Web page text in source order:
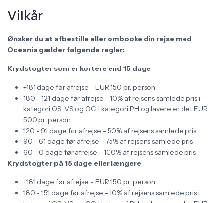
Vilkår
Ønsker du at afbestille eller ombooke din rejse med
Oceania gælder følgende regler:
Krydstogter som er kortere end 15 dage
+181 dage før afrejse - EUR 150 pr. person
180 - 121 dage før afrejse - 10% af rejsens samlede pris i
kategori OS, VS og OC. I kategori PH og lavere er det EUR
500 pr. person
120 - 91 dage før afrejse - 50% af rejsens samlede pris
90 - 61 dage før afrejse - 75% af rejsens samlede pris
60 - 0 dage før afrejse - 100% af rejsens samlede pris
Krydstogter på 15 dage eller længere
+181 dage før afrejse - EUR 150 pr. person
180 - 151 dage før afrejse - 10% af rejsens samlede pris i